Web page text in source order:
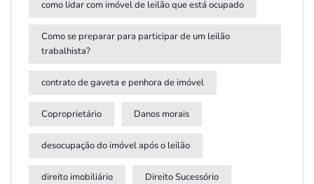
como lidar com imóvel de leilão que está ocupado
Como se preparar para participar de um leilão
trabalhista?
contrato de gaveta e penhora de imóvel
Coproprietário Danos morais
desocupação do imóvel após o leilão
direito imobiliário Direito Sucessório